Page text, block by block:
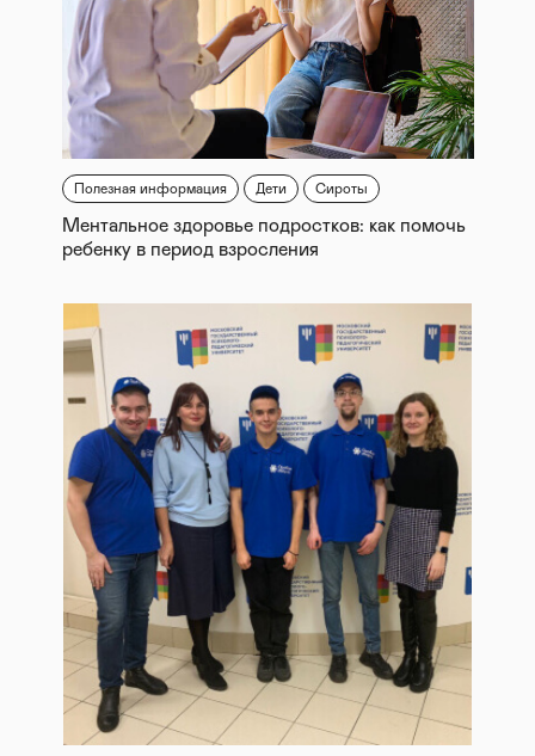
Полезная информация Дети Сироты
Ментальное здоровье подростков: как помочь
ребенку в период взросления